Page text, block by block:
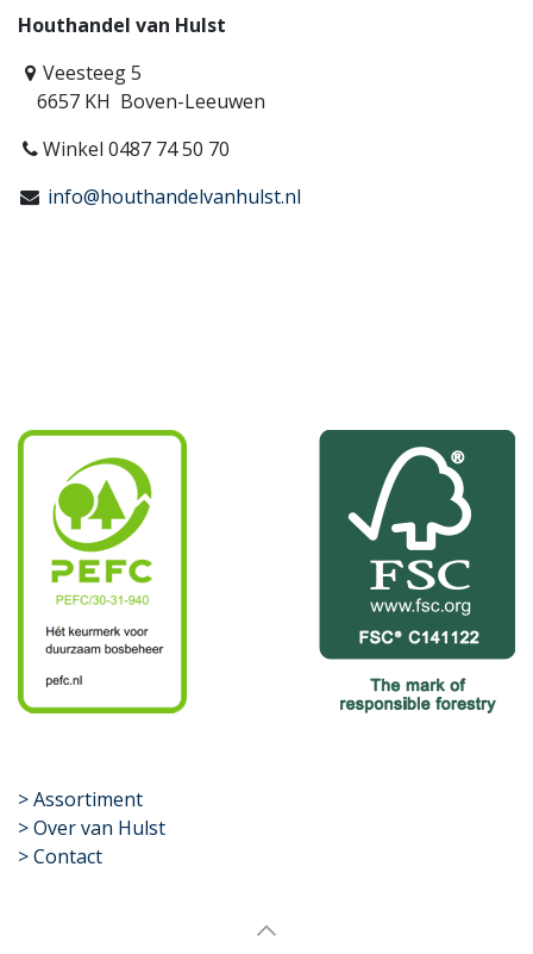
Houthandel van Hulst
Veesteeg 5
6657 KH Boven-Leeuwen
Winkel 0487 74 50 70
info@houthandelvanhulst.nl
​>Assortiment
> Over van Hulst
> Contact